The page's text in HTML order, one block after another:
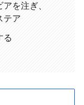
を注ぎ、
テア
る